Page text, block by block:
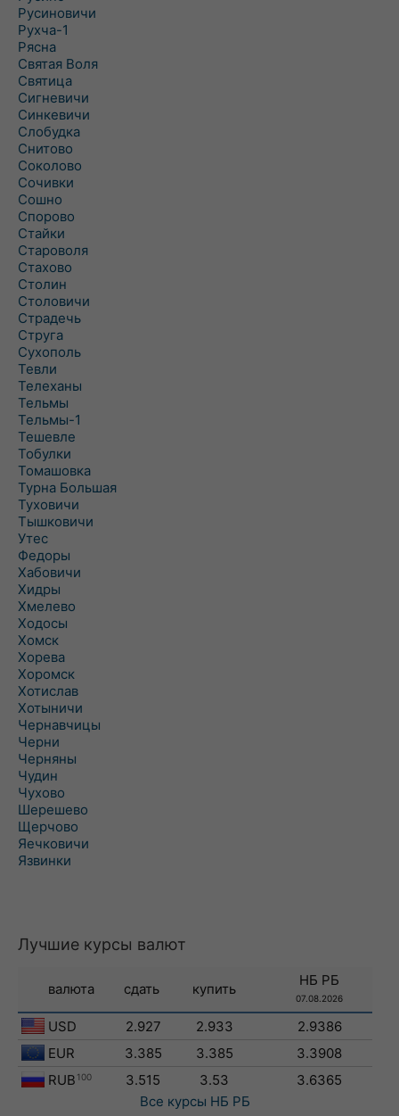
Русиновичи
Рухча-1
Рясна
Святая Воля
Святица
Сигневичи
Синкевичи
Слобудка
Снитово
Соколово
Сочивки
Сошно
Спорово
Стайки
Староволя
Стахово
Столин
Столовичи
Страдечь
Струга
Сухополь
Тевли
Телеханы
Тельмы
Тельмы-1
Тешевле
Тобулки
Томашовка
Турна Большая
Туховичи
Тышковичи
Утес
Федоры
Хабовичи
Хидры
Хмелево
Ходосы
Хомск
Хорева
Хоромск
Хотислав
Хотыничи
Чернавчицы
Черни
Черняны
Чудин
Чухово
Шерешево
Щерчово
Яечковичи
Язвинки
Лучшие курсы валют
валюта сдать купить
НБ РБ
07.08.2026
USD 2.927 2.933
2.9386
EUR
3.385 3.385
3.3908
RUB 100 3.515 3.53
3.6365
Все курсы НБ РБ